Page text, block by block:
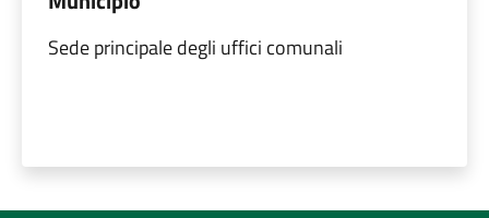
Sede principale degli uffici comunali